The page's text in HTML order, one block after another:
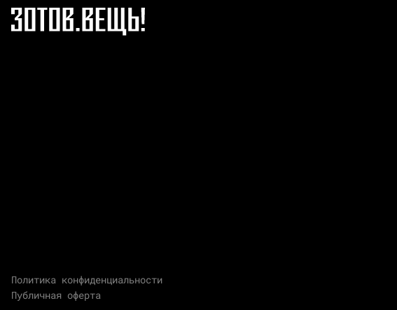
Политика конфиденциальности
Публичная оферта